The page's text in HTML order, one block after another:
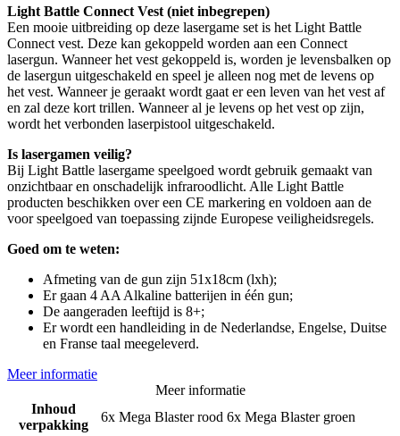
Light Battle Connect Vest (niet inbegrepen)
Een mooie uitbreiding op deze lasergame set is het Light Battle
Connect vest. Deze kan gekoppeld worden aan een Connect
lasergun. Wanneer het vest gekoppeld is, worden je levensbalken op
de lasergun uitgeschakeld en speel je alleen nog met de levens op
het vest. Wanneer je geraakt wordt gaat er een leven van het vest af
en zal deze kort trillen. Wanneer al je levens op het vest op zijn,
wordt het verbonden laserpistool uitgeschakeld.
Is lasergamen veilig?
Bij Light Battle lasergame speelgoed wordt gebruik gemaakt van
onzichtbaar en onschadelijk infraroodlicht. Alle Light Battle
producten beschikken over een CE markering en voldoen aan de
voor speelgoed van toepassing zijnde Europese veiligheidsregels.
Goed om te weten:
Afmeting van de gun zijn 51x18cm (lxh);
Er gaan 4 AA Alkaline batterijen in één gun;
De aangeraden leeftijd is 8+;
Er wordt een handleiding in de Nederlandse, Engelse, Duitse
en Franse taal meegeleverd.
Meer informatie
Meer informatie
Inhoud
verpakking
6x Mega Blaster rood 6x Mega Blaster groen